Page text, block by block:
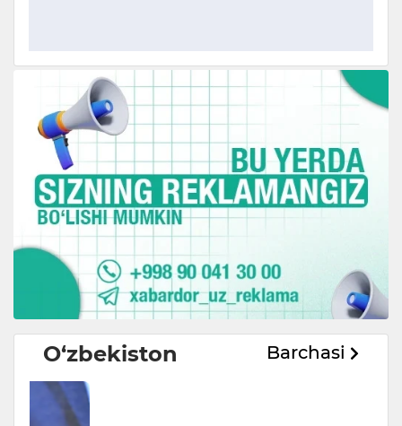
O‘zbekiston Barchasi